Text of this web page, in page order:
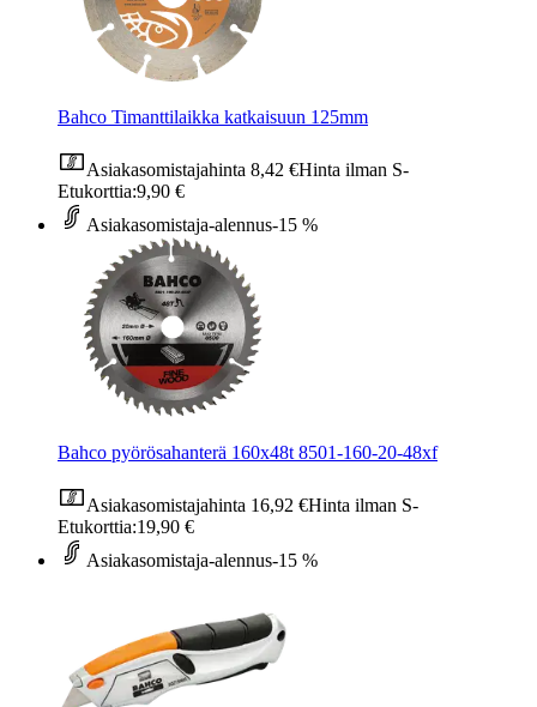
Bahco Timanttilaikka katkaisuun 125mm
Asiakasomistajahinta 8,42 €Hinta ilman S-
Etukorttia:9,90 €
Asiakasomistaja-alennus-15 %
Bahco pyörösahanterä 160x48t 8501-160-20-48xf
Asiakasomistajahinta 16,92 €Hinta ilman S-
Etukorttia:19,90 €
Asiakasomistaja-alennus-15 %